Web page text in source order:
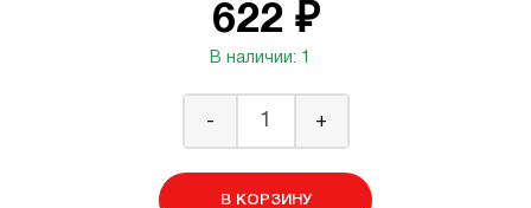
622 ₽
В наличии: 1
- +
В КОРЗИНУ